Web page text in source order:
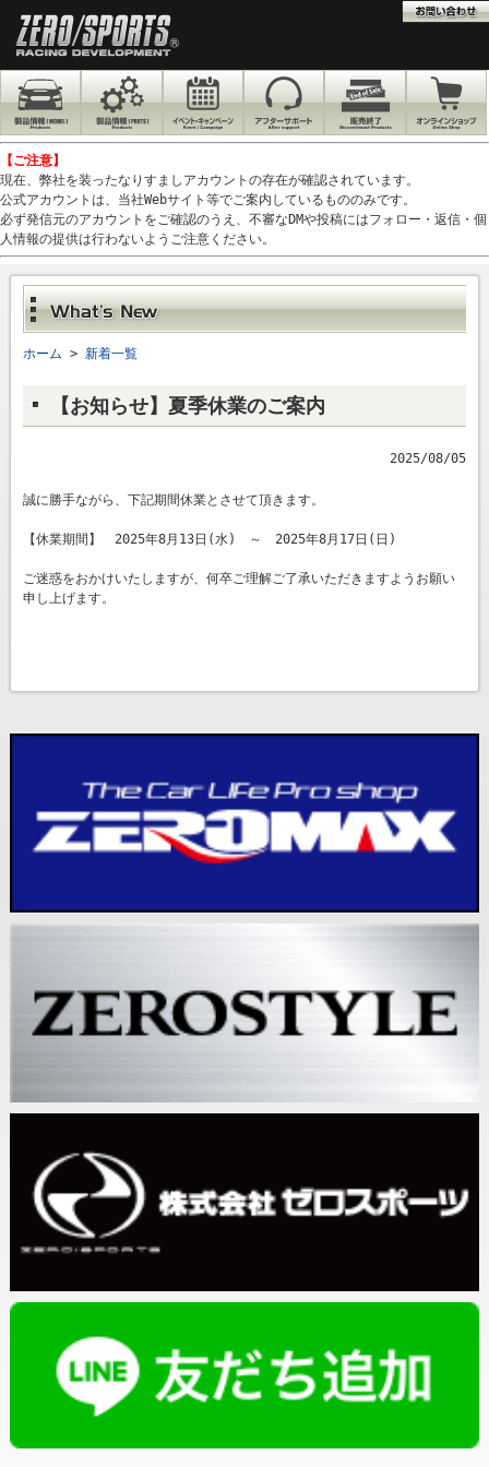
【ご注意】
現在、弊社を装ったなりすましアカウントの存在が確認されています。
公式アカウントは、当社Webサイト等でご案内しているもののみです。
必ず発信元のアカウントをご確認のうえ、不審なDMや投稿にはフォロー・返信・個
人情報の提供は行わないようご注意ください。
ホーム > 新着一覧
【お知らせ】夏季休業のご案内
2025/08/05
誠に勝手ながら、下記期間休業とさせて頂きます。
【休業期間】 2025年8月13日(水) ～ 2025年8月17日(日)
ご迷惑をおかけいたしますが、何卒ご理解ご了承いただきますようお願い
申し上げます。